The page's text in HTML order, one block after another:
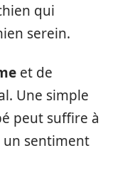
qui
serein.
et de
Une simple
peut suffire à
sentiment